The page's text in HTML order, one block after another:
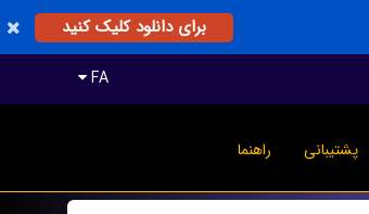
برای دانلود کلیک کنید
FA
پشتیبانی راهنما